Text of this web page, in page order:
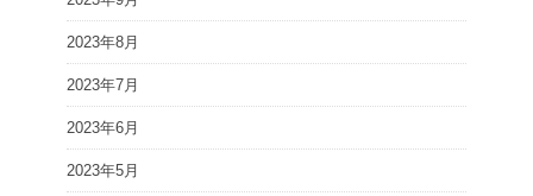
2023年8月
2023年7月
2023年6月
2023年5月